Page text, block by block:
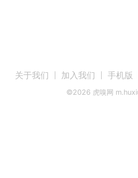
关于我们 加入我们 手机版
©2026 虎嗅网